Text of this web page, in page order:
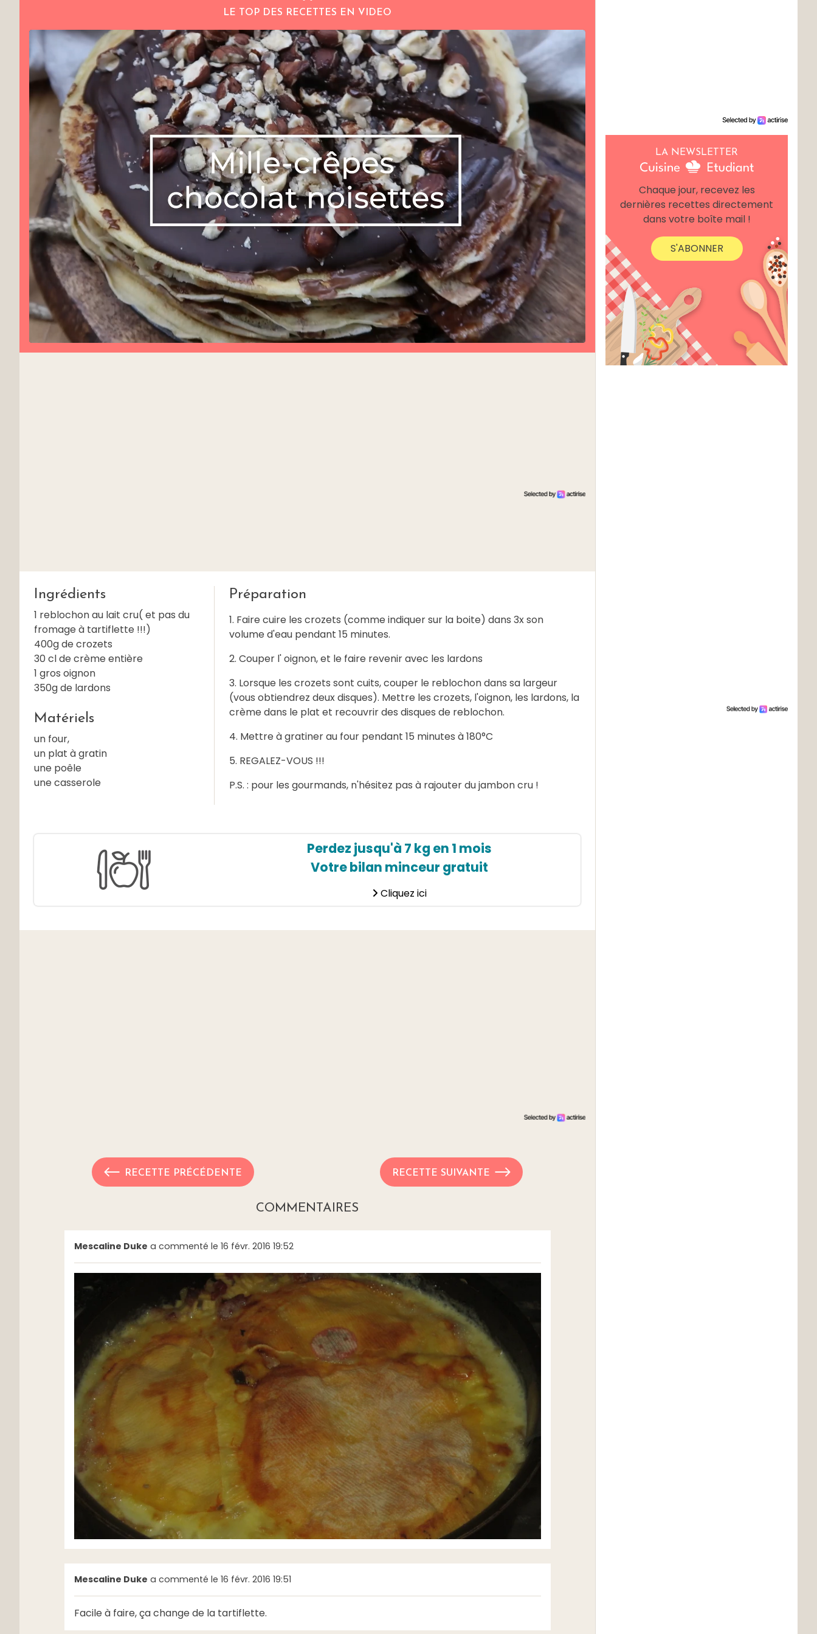
LE TOP DES RECETTES EN VIDEO
Ingrédients
1 reblochon au lait cru( et pas du
fromage à tartiflette !!!)
400g de crozets
30 cl de crème entière
1 gros oignon
350g de lardons
Matériels
un four,
un plat à gratin
une poêle
une casserole
Préparation
1. Faire cuire les crozets (comme indiquer sur la boite) dans 3x son
volume d'eau pendant 15 minutes.
2. Couper l' oignon, et le faire revenir avec les lardons
3. Lorsque les crozets sont cuits, couper le reblochon dans sa largeur
(vous obtiendrez deux disques). Mettre les crozets, l'oignon, les lardons, la
crème dans le plat et recouvrir des disques de reblochon.
4. Mettre à gratiner au four pendant 15 minutes à 180°C
5. REGALEZ-VOUS !!!
P.S. : pour les gourmands, n'hésitez pas à rajouter du jambon cru !
Perdez jusqu'à 7 kg en 1 mois
Votre bilan minceur gratuit
Cliquez ici
RECETTE PRÉCÉDENTE RECETTE SUIVANTE
COMMENTAIRES
Mescaline Duke a commenté le 16 févr. 2016 19:52
Mescaline Duke a commenté le 16 févr. 2016 19:51
Facile à faire, ça change de la tartiflette.
LA NEWSLETTER
Chaque jour, recevez les
dernières recettes directement
dans votre boîte mail !
S'ABONNER